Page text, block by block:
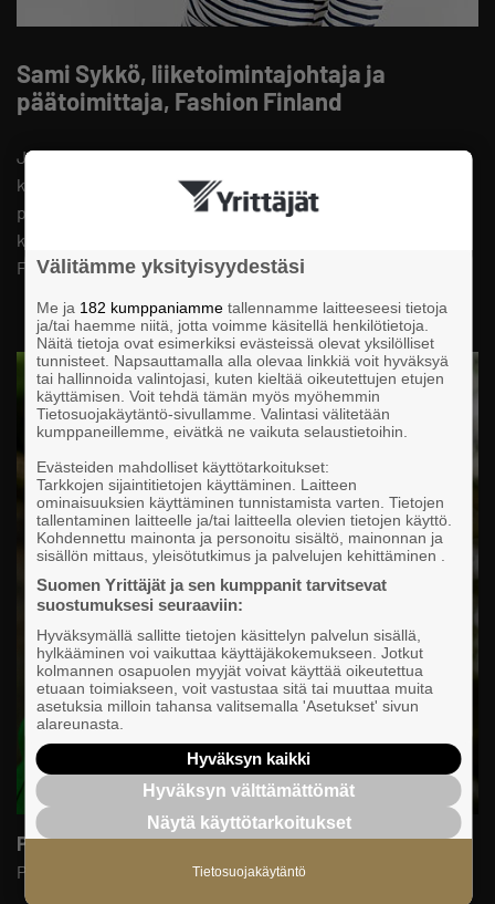
Sami Sykkö, liiketoimintajohtaja ja
päätoimittaja, Fashion Finland
Juontaja Sami on toimittaja, esiintyjä, kolumnisti,
kommentaattori ja kirjailija. Hän on toiminut Glorian
päätoimittajana sekä kirjoittanut Helsingin Sanomiin ja
kuukausiliitteeseen. Sami toimii tällä hetkellä Fashion
Finlandin liiketoimintajohtajana ja päätoimittajana.
Pippa Laukka
Puhuja
Välitämme yksityisyydestäsi
Me ja 182 kumppaniammetallennamme laitteeseesi tietoja
ja/tai haemme niitä, jotta voimme käsitellä henkilötietoja.
Näitä tietoja ovat esimerkiksi evästeissä olevat yksilölliset
tunnisteet. Napsauttamalla alla olevaa linkkiä voit hyväksyä
tai hallinnoida valintojasi, kuten kieltää oikeutettujen etujen
käyttämisen. Voit tehdä tämän myös myöhemmin
Tietosuojakäytäntö-sivullamme. Valintasi välitetään
kumppaneillemme, eivätkä ne vaikuta selaustietoihin.
Evästeiden mahdolliset käyttötarkoitukset:
Tarkkojen sijaintitietojen käyttäminen. Laitteen
ominaisuuksien käyttäminen tunnistamista varten. Tietojen
tallentaminen laitteelle ja/tai laitteella olevien tietojen käyttö.
Kohdennettu mainonta ja personoitu sisältö, mainonnan ja
sisällön mittaus, yleisötutkimus ja palvelujen kehittäminen .
Suomen Yrittäjät ja sen kumppanit tarvitsevat
suostumuksesi seuraaviin:
Hyväksymällä sallitte tietojen käsittelyn palvelun sisällä,
hylkääminen voi vaikuttaa käyttäjäkokemukseen. Jotkut
kolmannen osapuolen myyjät voivat käyttää oikeutettua
etuaan toimiakseen, voit vastustaa sitä tai muuttaa muita
asetuksia milloin tahansa valitsemalla 'Asetukset' sivun
alareunasta.
Hyväksyn kaikki
Hyväksyn välttämättömät
Näytä käyttötarkoitukset
Tietosuojakäytäntö